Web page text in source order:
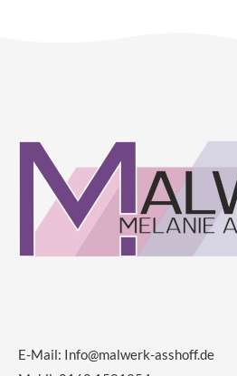
E-Mail: Info@malwerk-asshoff.de